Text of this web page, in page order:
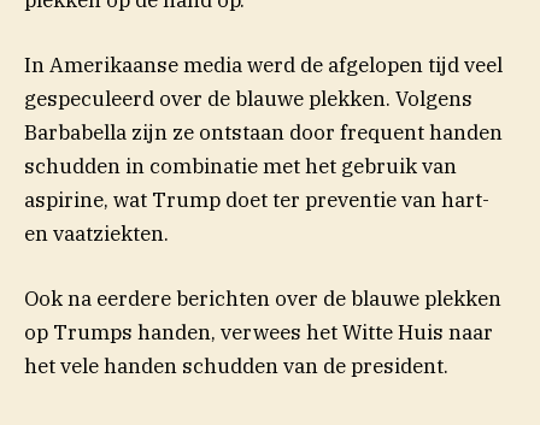
In Amerikaanse media werd de afgelopen tijd veel
gespeculeerd over de blauwe plekken. Volgens
Barbabella zijn ze ontstaan door frequent handen
schudden in combinatie met het gebruik van
aspirine, wat Trump doet ter preventie van hart-
en vaatziekten.
Ook na eerdere berichten over de blauwe plekken
op Trumps handen, verwees het Witte Huis naar
het vele handen schudden van de president.